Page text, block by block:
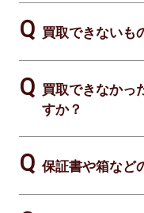
買取できないも
買取できなかっ
すか？
保証書や箱など